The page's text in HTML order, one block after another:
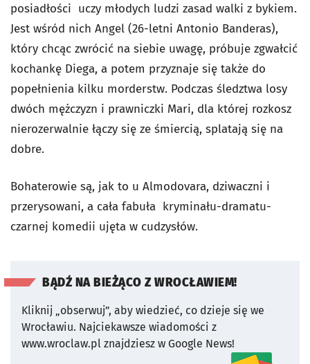
posiadłości uczy młodych ludzi zasad walki z bykiem.
Jest wśród nich Angel (26-letni Antonio Banderas),
który chcąc zwrócić na siebie uwagę, próbuje zgwałcić
kochankę Diega, a potem przyznaje się także do
popełnienia kilku morderstw. Podczas śledztwa losy
dwóch mężczyzn i prawniczki Mari, dla której rozkosz
nierozerwalnie łączy się ze śmiercią, splatają się na
dobre.
Bohaterowie są, jak to u Almodovara, dziwaczni i
przerysowani, a cała fabuła kryminału-dramatu-
czarnej komedii ujęta w cudzysłów.
BĄDŹ NA BIEŻĄCO Z WROCŁAWIEM!
Kliknij „obserwuj”, aby wiedzieć, co dzieje się we
Wrocławiu. Najciekawsze wiadomości z
www.wroclaw.pl znajdziesz w Google News!